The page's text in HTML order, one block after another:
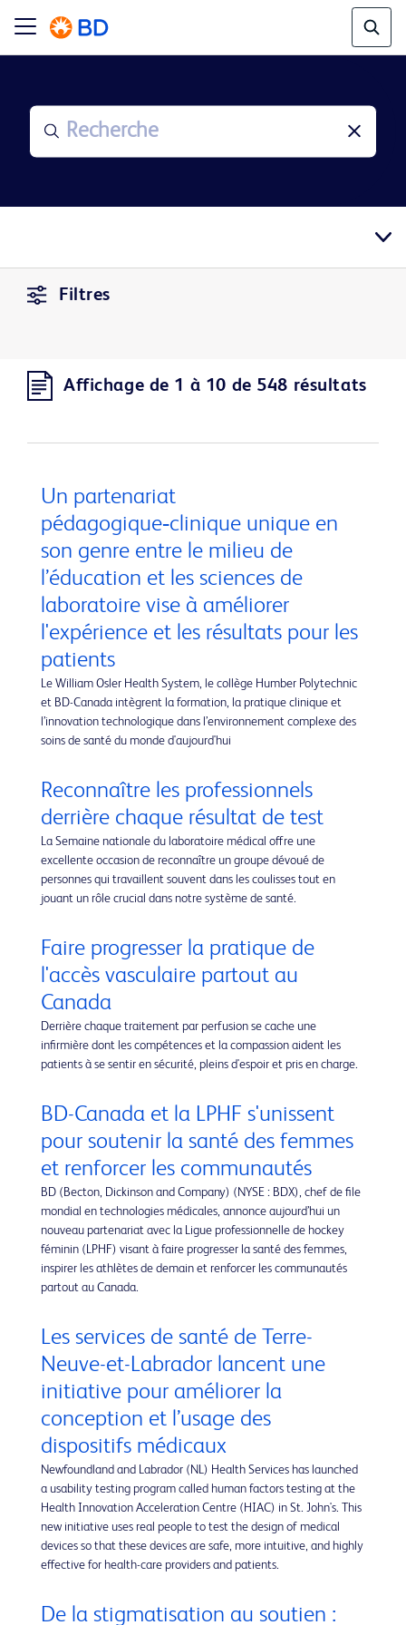
Filtres
Affichage de 1 à 10 de 548 résultats
Un partenariat
pédagogique‑clinique unique en
son genre entre le milieu de
l’éducation et les sciences de
laboratoire vise à améliorer
l'expérience et les résultats pour les
patients
Le William Osler Health System, le collège Humber Polytechnic
et BD-Canada intègrent la formation, la pratique clinique et
l’innovation technologique dans l’environnement complexe des
soins de santé du monde d'aujourd'hui
Reconnaître les professionnels
derrière chaque résultat de test
La Semaine nationale du laboratoire médical offre une
excellente occasion de reconnaître un groupe dévoué de
personnes qui travaillent souvent dans les coulisses tout en
jouant un rôle crucial dans notre système de santé.
Faire progresser la pratique de
l'accès vasculaire partout au
Canada
Derrière chaque traitement par perfusion se cache une
infirmière dont les compétences et la compassion aident les
patients à se sentir en sécurité, pleins d'espoir et pris en charge.
BD-Canada et la LPHF s'unissent
pour soutenir la santé des femmes
et renforcer les communautés
BD (Becton, Dickinson and Company) (NYSE : BDX), chef de file
mondial en technologies médicales, annonce aujourd’hui un
nouveau partenariat avec la Ligue professionnelle de hockey
féminin (LPHF) visant à faire progresser la santé des femmes,
inspirer les athlètes de demain et renforcer les communautés
partout au Canada.
Les services de santé de Terre-
Neuve-et-Labrador lancent une
initiative pour améliorer la
conception et l’usage des
dispositifs médicaux
Newfoundland and Labrador (NL) Health Services has launched
a usability testing program called human factors testing at the
Health Innovation Acceleration Centre (HIAC) in St. John's. This
new initiative uses real people to test the design of medical
devices so that these devices are safe, more intuitive, and highly
effective for health-care providers and patients.
De la stigmatisation au soutien :